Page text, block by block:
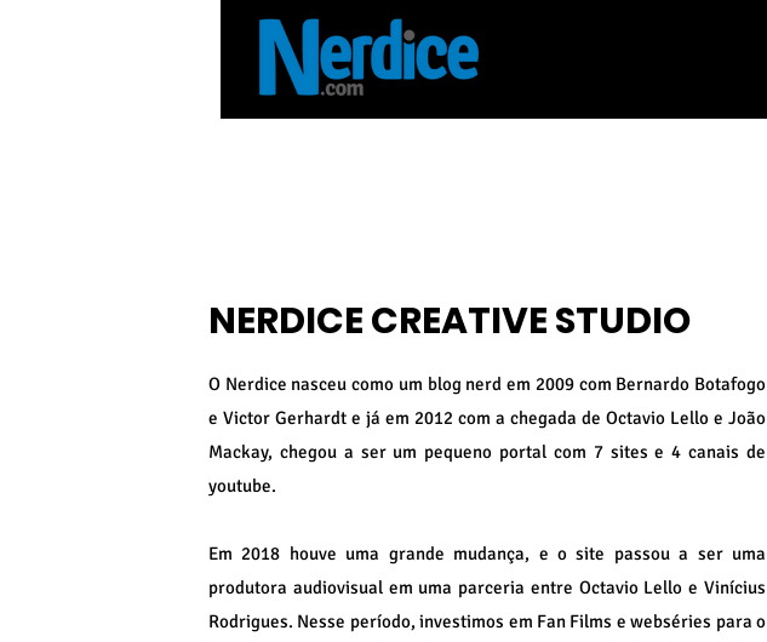
NERDICE CREATIVE STUDIO
O Nerdice nasceu como um blog nerd em 2009 com Bernardo Botafogo
e Victor Gerhardt e já em 2012 com a chegada de Octavio Lello e João
Mackay, chegou a ser um pequeno portal com 7 sites e 4 canais de
youtube.
Em 2018 houve uma grande mudança, e o site passou a ser uma
produtora audiovisual em uma parceria entre Octavio Lello e Vinícius
Rodrigues. Nesse período, investimos em Fan Films e webséries para o